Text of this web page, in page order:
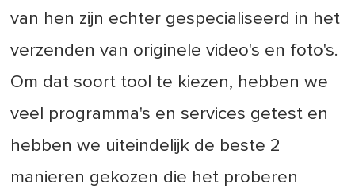
van hen zijn echter gespecialiseerd in het
verzenden van originele video's en foto's.
Om dat soort tool te kiezen, hebben we
veel programma's en services getest en
hebben we uiteindelijk de beste 2
manieren gekozen die het proberen